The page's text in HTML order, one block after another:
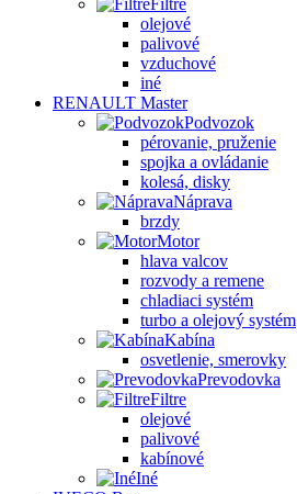
Filtre
olejové
palivové
vzduchové
iné
RENAULT Master
Podvozok
pérovanie, pruženie
spojka a ovládanie
kolesá, disky
Náprava
brzdy
Motor
hlava valcov
rozvody a remene
chladiaci systém
turbo a olejový systém
Kabína
osvetlenie, smerovky
Prevodovka
Filtre
olejové
palivové
kabínové
Iné